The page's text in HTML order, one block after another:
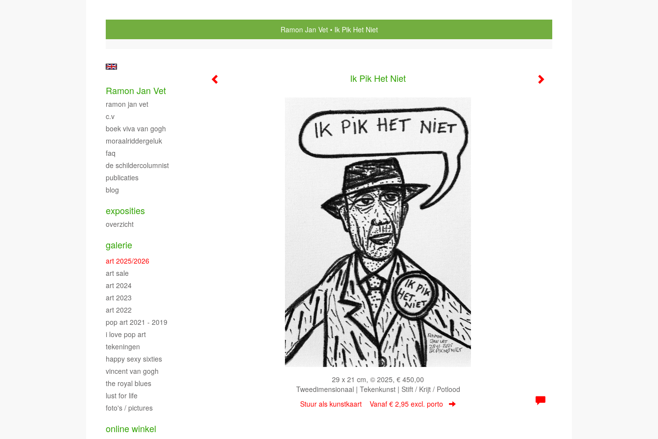
Ramon Jan Vet Ik Pik Het Niet
Ik Pik Het Niet
29 x 21 cm, © 2025, € 450,00
Tweedimensionaal | Tekenkunst | Stift / Krijt / Potlood
Stuur als kunstkaart Vanaf € 2,95 excl. porto
Ramon Jan Vet
ramon jan vet
c.v
boek viva van gogh
moraalriddergeluk
faq
de schildercolumnist
publicaties
blog
exposities
overzicht
galerie
art 2025/2026
art sale
art 2024
art 2023
art 2022
pop art 2021 - 2019
i love pop art
tekeningen
happy sexy sixties
vincent van gogh
the royal blues
lust for life
foto's / pictures
online winkel